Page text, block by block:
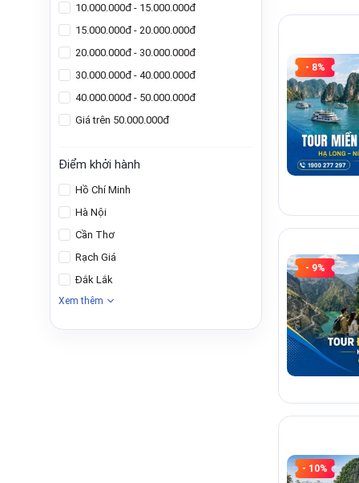
10.000.000đ - 15.000.000đ
15.000.000đ - 20.000.000đ
20.000.000đ - 30.000.000đ
30.000.000đ - 40.000.000đ
40.000.000đ - 50.000.000đ
Giá trên 50.000.000đ
Điểm khởi hành
Hồ Chí Minh
Hà Nội
Cần Thơ
Rạch Giá
Đắk Lắk
Xem thêm
- 8%
- 9%
- 10%